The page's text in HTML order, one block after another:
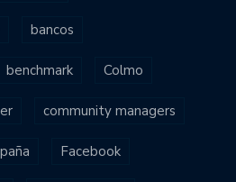
bancos
benchmark Colmo
community managers
Facebook